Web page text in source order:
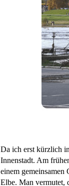
Da ich erst kürzlich
Innenstadt. Am
einem
Elbe. Man vermutet,